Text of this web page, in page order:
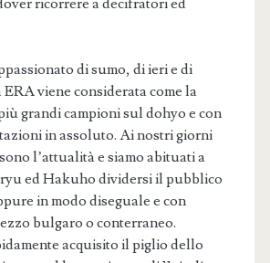
ricorrere a decifratori ed
di sumo, di ieri e di
viene considerata come la
grandi campioni sul dohyo e con
in assoluto. Ai nostri giorni
l’attualità e siamo abituati a
ed Hakuho dividersi il pubblico
in modo diseguale e con
bulgaro o conterraneo.
acquisito il piglio dello